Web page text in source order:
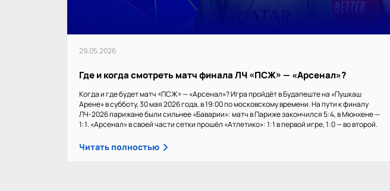
29.05.2026
Где и когда смотреть матч финала ЛЧ «ПСЖ» — «Арсенал»?
Когда и где будет матч «ПСЖ» — «Арсенал»? Игра пройдёт в Будапеште на «Пушкаш
Арене» в субботу, 30 мая 2026 года, в 19:00 по московскому времени. На пути к финалу
ЛЧ-2026 парижане были сильнее «Баварии»: матч в Париже закончился 5:4, в Мюнхене —
1:1. «Арсенал» в своей части сетки прошёл «Атлетико»: 1:1 в первой игре, 1:0 — во второй.
Читать полностью